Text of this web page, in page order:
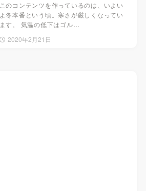
このコンテンツを作っているのは、いよい
よ冬本番という頃。寒さが厳しくなってい
ます。 気温の低下はゴル…
2020年2月21日